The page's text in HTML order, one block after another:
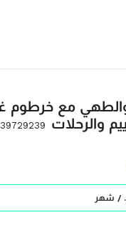
والرحلات
39729239